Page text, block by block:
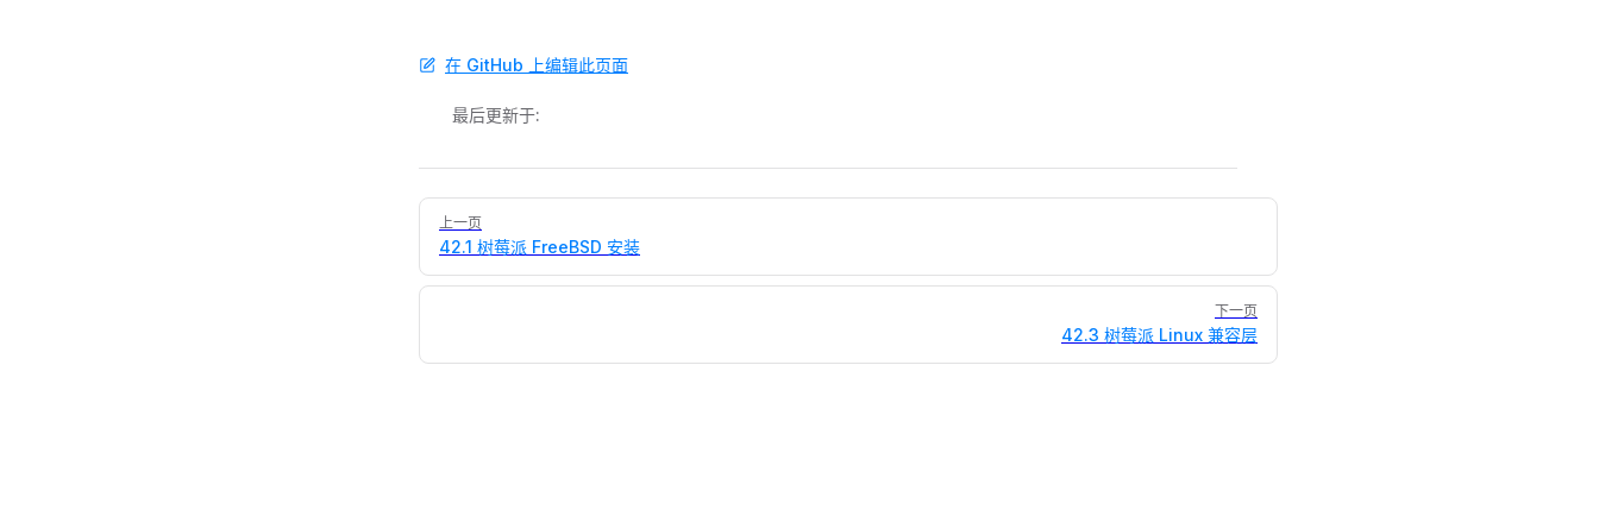
在 GitHub 上编辑此页面
最后更新于:
Pager
上一页
42.1 树莓派 FreeBSD 安装
下一页
42.3 树莓派 Linux 兼容层